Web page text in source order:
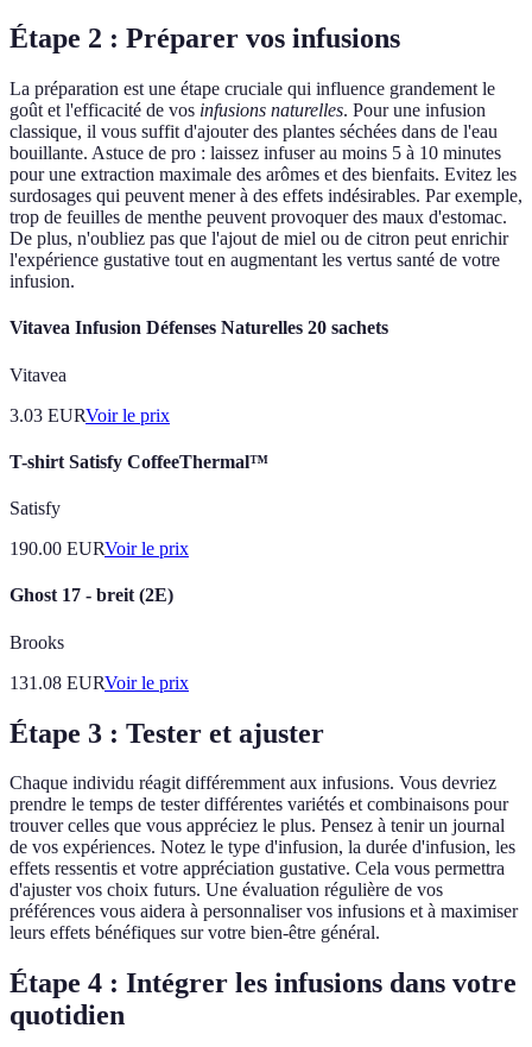
Étape 2 : Préparer vos infusions
La préparation est une étape cruciale qui influence grandement le
goût et l'efficacité de vos infusions naturelles. Pour une infusion
classique, il vous suffit d'ajouter des plantes séchées dans de l'eau
bouillante. Astuce de pro : laissez infuser au moins 5 à 10 minutes
pour une extraction maximale des arômes et des bienfaits. Evitez les
surdosages qui peuvent mener à des effets indésirables. Par exemple,
trop de feuilles de menthe peuvent provoquer des maux d'estomac.
De plus, n'oubliez pas que l'ajout de miel ou de citron peut enrichir
l'expérience gustative tout en augmentant les vertus santé de votre
infusion.
Vitavea Infusion Défenses Naturelles 20 sachets
Vitavea
3.03 EURVoir le prix
T-shirt Satisfy CoffeeThermal™
Satisfy
190.00 EURVoir le prix
Ghost 17 - breit (2E)
Brooks
131.08 EURVoir le prix
Étape 3 : Tester et ajuster
Chaque individu réagit différemment aux infusions. Vous devriez
prendre le temps de tester différentes variétés et combinaisons pour
trouver celles que vous appréciez le plus. Pensez à tenir un journal
de vos expériences. Notez le type d'infusion, la durée d'infusion, les
effets ressentis et votre appréciation gustative. Cela vous permettra
d'ajuster vos choix futurs. Une évaluation régulière de vos
préférences vous aidera à personnaliser vos infusions et à maximiser
leurs effets bénéfiques sur votre bien-être général.
Étape 4 : Intégrer les infusions dans votre
quotidien